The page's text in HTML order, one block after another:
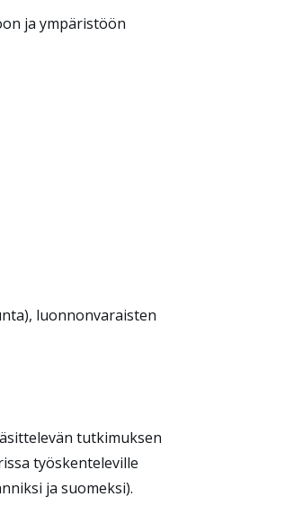
ja ympäristöön
luonnonvaraisten
tutkimuksen
työskenteleville
ja suomeksi).